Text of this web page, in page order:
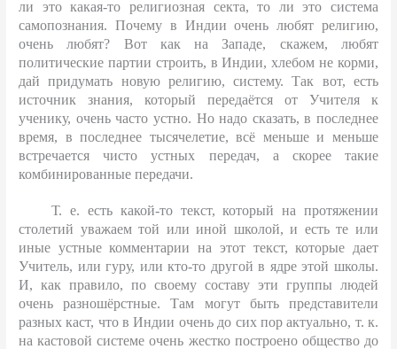
ли это какая-то религиозная секта, то ли это система
самопознания. Почему в Индии очень любят религию,
очень любят? Вот как на Западе, скажем, любят
политические партии строить, в Индии, хлебом не корми,
дай придумать новую религию, систему. Так вот, есть
источник знания, который передаётся от Учителя к
ученику, очень часто устно. Но надо сказать, в последнее
время, в последнее тысячелетие, всё меньше и меньше
встречается чисто устных передач, а скорее такие
комбинированные передачи.
Т. е. есть какой-то текст, который на протяжении
столетий уважаем той или иной школой, и есть те или
иные устные комментарии на этот текст, которые дает
Учитель, или гуру, или кто-то другой в ядре этой школы.
И, как правило, по своему составу эти группы людей
очень разношёрстные. Там могут быть представители
разных каст, что в Индии очень до сих пор актуально, т. к.
на кастовой системе очень жестко построено общество до